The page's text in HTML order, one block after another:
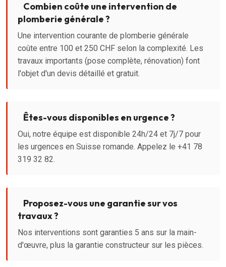
Combien coûte une intervention de
plomberie générale ?
Une intervention courante de plomberie générale
coûte entre 100 et 250 CHF selon la complexité. Les
travaux importants (pose complète, rénovation) font
l'objet d'un devis détaillé et gratuit.
Êtes-vous disponibles en urgence ?
Oui, notre équipe est disponible 24h/24 et 7j/7 pour
les urgences en Suisse romande. Appelez le +41 78
319 32 82.
Proposez-vous une garantie sur vos
travaux ?
Nos interventions sont garanties 5 ans sur la main-
d'œuvre, plus la garantie constructeur sur les pièces.